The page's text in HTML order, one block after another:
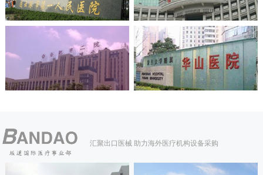
汇聚出口医械 助力海外医疗机构设备采购